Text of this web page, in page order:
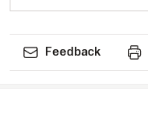
Feedback